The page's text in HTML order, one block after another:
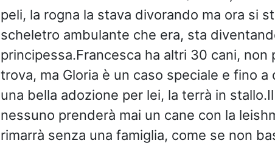
peli, la rogna la stava divorando ma ora si
scheletro ambulante che era, sta
principessa.Francesca ha altri 30 cani,
trova, ma Gloria è un caso speciale e fino
una bella adozione per lei, la terrà in
nessuno prenderà mai un cane con la
rimarrà senza una famiglia, come se non